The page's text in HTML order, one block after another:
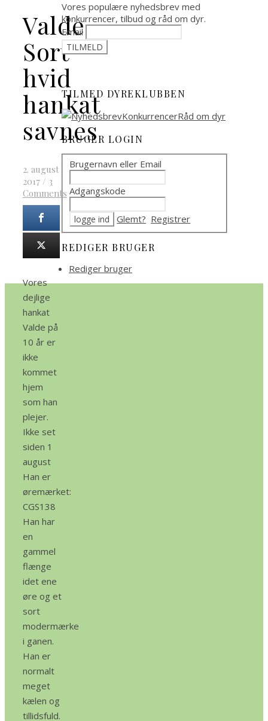
Valde
Sort
hvid
hankat
savnes
2. august
2017 / 3
Comments
Vores
dejlige
hankat
Valde på
10 år er
ikke
kommet
hjem
som han
plejer.
Ikke set
siden 1
august
Han er
øremærket:
CGS138
Han har
en
gammel
flænge
idet ene
øre og et
sort
modermærke
i ganen.
Han er
normalt
meget
kælen og
tillidsfuld.
Vores populære nyhedsbrev med
konkurrencer, tilbud og råd om dyr.
Email
TILMED DYREKLUBBEN
BRUGER LOGIN
Brugernavn eller Email
Adgangskode
Glemt? Registrer
REDIGER BRUGER
Rediger bruger